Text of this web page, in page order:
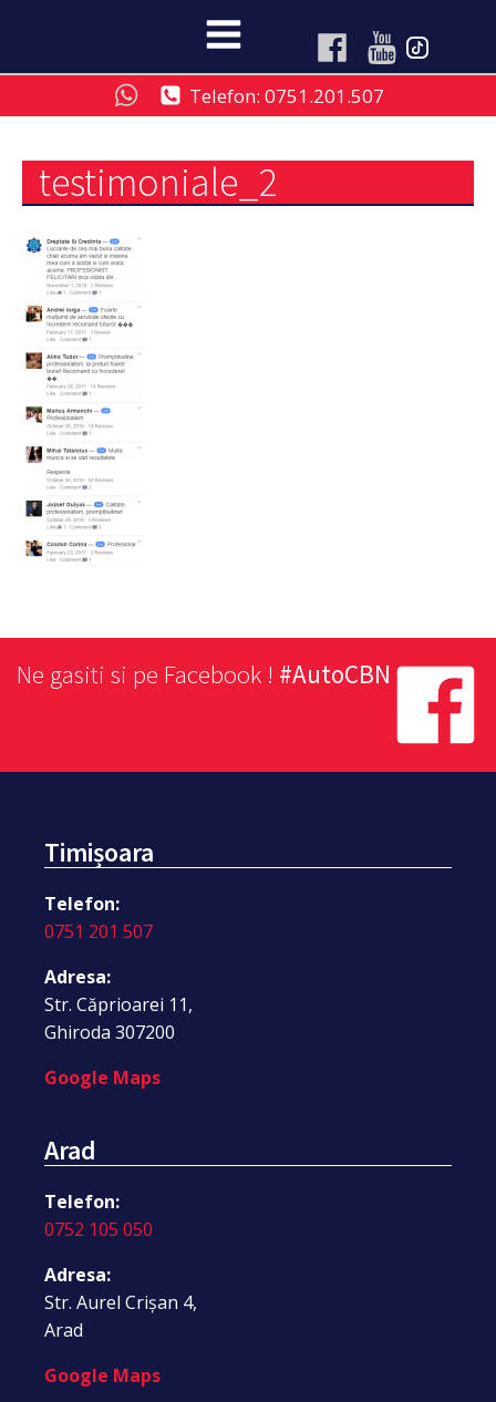
Telefon: 0751.201.507
testimoniale_2
Ne gasiti si pe Facebook ! #AutoCBN
Timișoara
Telefon:
0751 201 507
Adresa:
Str. Căprioarei 11,
Ghiroda 307200
Google Maps
Arad
Telefon:
0752 105 050
Adresa:
Str. Aurel Crișan 4,
Arad
Google Maps